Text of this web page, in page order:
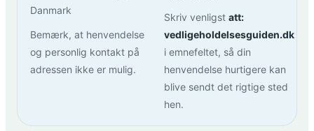
Danmark
Bemærk, at henvendelse
og personlig kontakt på
adressen ikke er mulig.
Skriv venligst att:
vedligeholdelsesguiden.dk
i emnefeltet, så din
henvendelse hurtigere kan
blive sendt det rigtige sted
hen.